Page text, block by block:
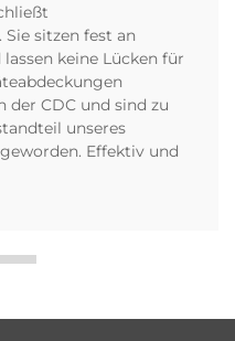
sitzen fest an
keine Lücken für
der CDC und sind zu
unseres
Effektiv und